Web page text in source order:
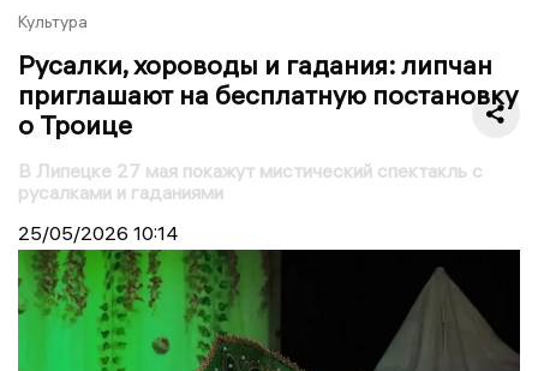
Культура
Русалки, хороводы и гадания: липчан
приглашают на бесплатную постановку
о Троице
В Липецке 27 мая покажут мистический спектакль с
русалками и гаданиями
25/05/2026 10:14